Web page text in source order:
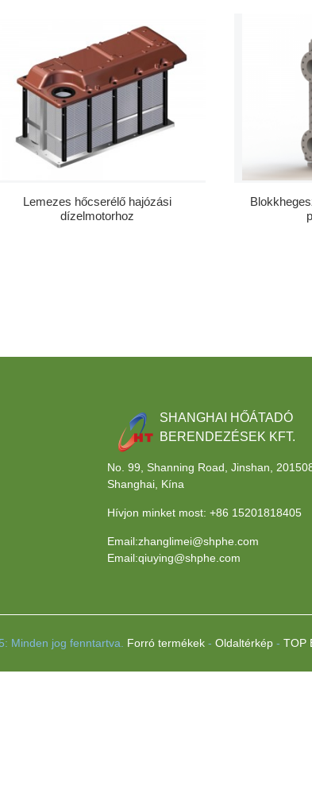
Lemezes hőcserélő hajózási
dízelmotorhoz
SHANGHAI HŐÁTADÓ
BERENDEZÉSEK KFT.
No. 99, Shanning Road, Jinshan,
Shanghai, Kína
Hívjon minket most: +86 15201818405
Email:zhanglimei@shphe.com
Email:qiuying@shphe.com
Minden jog fenntartva. Forró termékek - Oldaltérkép - TOP